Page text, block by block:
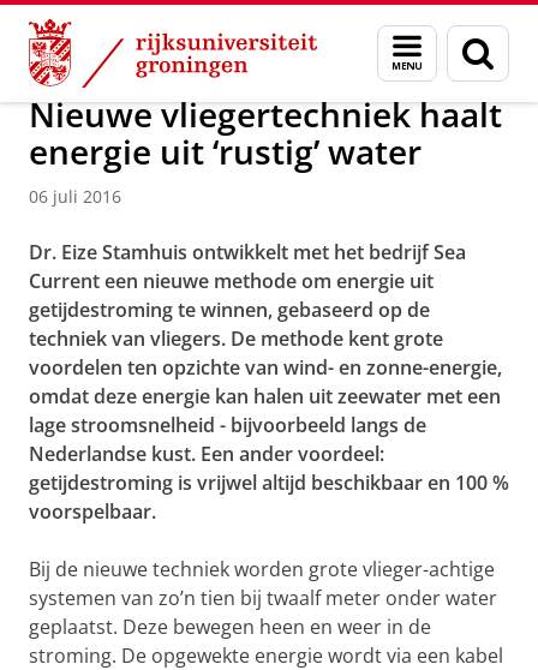
Skip
Content
Skip
Navigation
Menu
en
zoeken
Over ons Actueel Nieuws
Nieuwe vliegertechniek haalt
energie uit ‘rustig’ water
06 juli 2016
Dr. Eize Stamhuis ontwikkelt met het bedrijf Sea
Current een nieuwe methode om energie uit
getijdestroming te winnen, gebaseerd op de
techniek van vliegers. De methode kent grote
voordelen ten opzichte van wind- en zonne-energie,
omdat deze energie kan halen uit zeewater met een
lage stroomsnelheid - bijvoorbeeld langs de
Nederlandse kust. Een ander voordeel:
getijdestroming is vrijwel altijd beschikbaar en 100 %
voorspelbaar.
Bij de nieuwe techniek worden grote vlieger-achtige
systemen van zo’n tien bij twaalf meter onder water
geplaatst. Deze bewegen heen en weer in de
stroming. De opgewekte energie wordt via een kabel